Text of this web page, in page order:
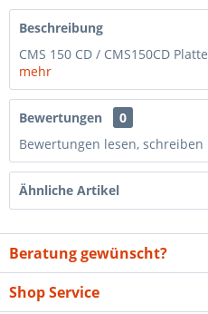
Beschreibung
CMS 150 CD / CMS150CD
mehr
Bewertungen
0
Bewertungen lesen,
Ähnliche Artikel
Beratung gewünscht?
Shop Service